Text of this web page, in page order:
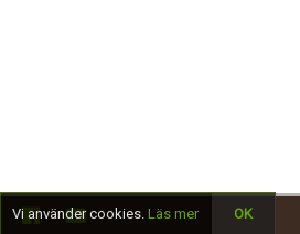
Vi använder cookies. Läs mer OK